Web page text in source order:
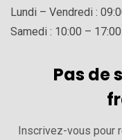
Lundi – Vendredi :
Samedi : 10:00 – 17:00
Pas de
Inscrivez-vous pour